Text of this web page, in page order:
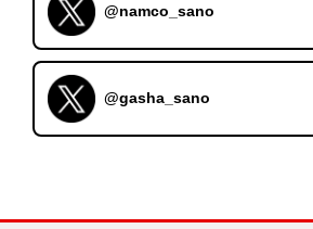
@namco_sano
@gasha_sano